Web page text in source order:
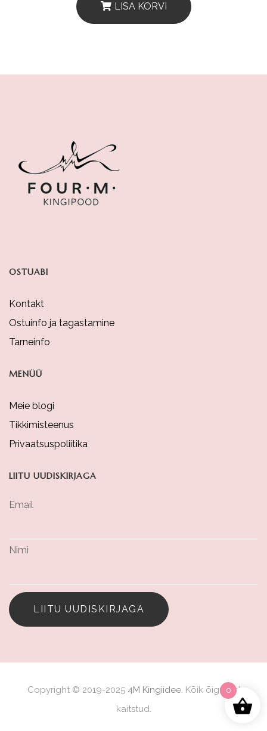
LISA KORVI
OSTUABI
Kontakt
Ostuinfo ja tagastamine
Tarneinfo
MENÜÜ
Meie blogi
Tikkimisteenus
Privaatsuspoliitika
LIITU UUDISKIRJAGA
Email
Nimi
LIITU UUDISKIRJAGA
Copyright © 2019-2025 4M Kingiidee. Kõik õigused
kaitstud.
0